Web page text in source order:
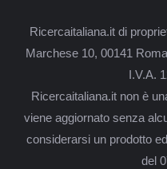
Ricercaitaliana.it di
Marchese 10, 00141
I.V.A.
Ricercaitaliana.it non è
viene aggiornato senza
considerarsi un prodotto
del